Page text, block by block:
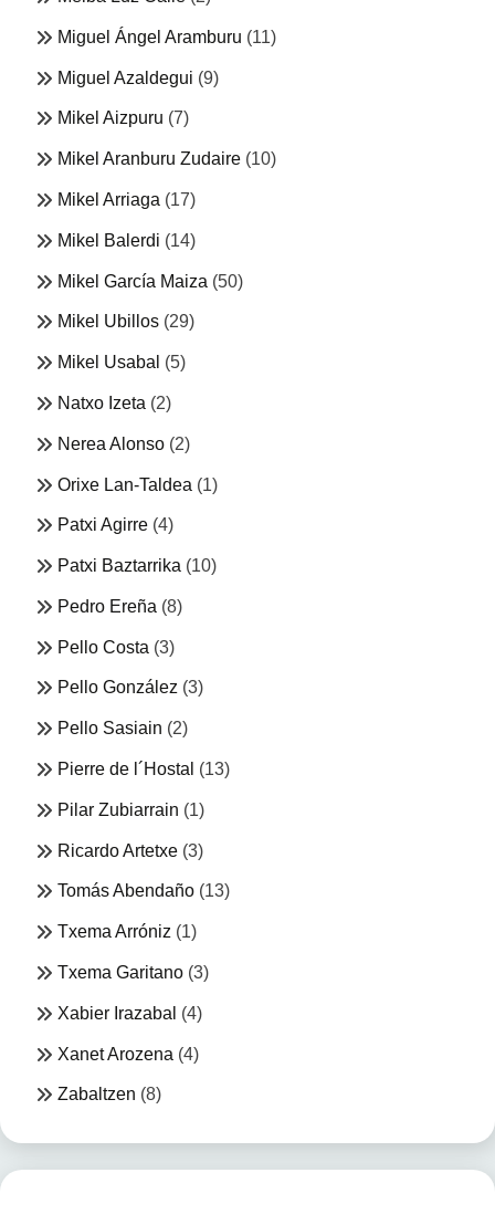
Miguel Ángel Aramburu (11)
Miguel Azaldegui (9)
Mikel Aizpuru (7)
Mikel Aranburu Zudaire (10)
Mikel Arriaga (17)
Mikel Balerdi (14)
Mikel García Maiza (50)
Mikel Ubillos (29)
Mikel Usabal (5)
Natxo Izeta (2)
Nerea Alonso (2)
Orixe Lan-Taldea (1)
Patxi Agirre (4)
Patxi Baztarrika (10)
Pedro Ereña (8)
Pello Costa (3)
Pello González (3)
Pello Sasiain (2)
Pierre de l´Hostal (13)
Pilar Zubiarrain (1)
Ricardo Artetxe (3)
Tomás Abendaño (13)
Txema Arróniz (1)
Txema Garitano (3)
Xabier Irazabal (4)
Xanet Arozena (4)
Zabaltzen (8)